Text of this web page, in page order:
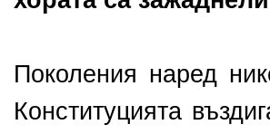
Поколения наред
Конституцията